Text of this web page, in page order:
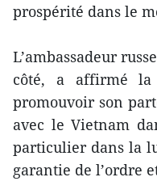
prospérité dans le
L’ambassadeur
côté, a affirmé
promouvoir son
avec le Vietnam
particulier dans la
garantie de l’ordre